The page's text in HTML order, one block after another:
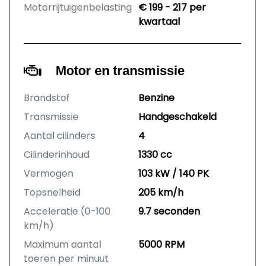
Motorrijtuigenbelasting € 199 - 217 per
kwartaal
Motor en transmissie
Brandstof
Benzine
Transmissie
Handgeschakeld
Aantal cilinders
4
Cilinderinhoud
1330 cc
Vermogen
103 kW / 140 PK
Topsnelheid
205 km/h
Acceleratie (0-100
km/h)
9.7 seconden
Maximum aantal
toeren per minuut
5000 RPM